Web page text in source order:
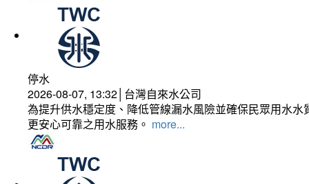
停水
2026-08-07, 13:32│台灣自來水公司
為提升供水穩定度、降低管線漏水風險並確保民眾用水
更安心可靠之用水服務。 more...